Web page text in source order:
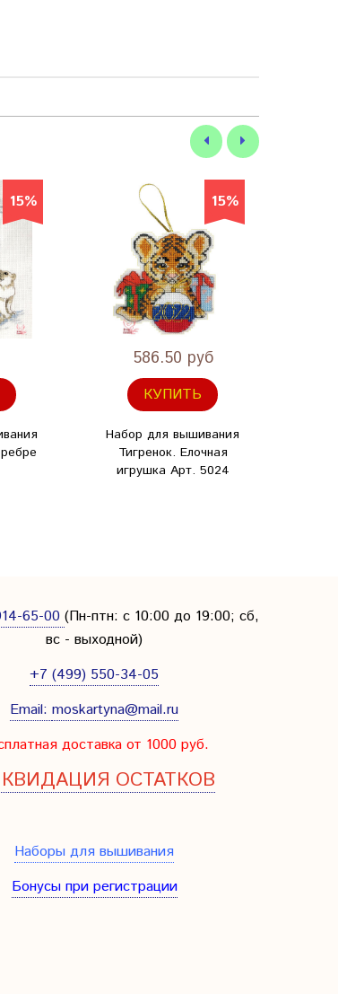
15% 15%
586.50 руб
КУПИТЬ
Набор для вышивания
Тигренок. Елочная
игрушка Арт. 5024
65-00 (Пн-птн: с 10:00 до 19:00; сб,
вс - выходной)
+7 (499) 550-34-05
Email: moskartyna@mail.ru
доставка от 1000 руб.
ОСТАТКОВ
Наборы для вышивания
Бонусы при регистрации